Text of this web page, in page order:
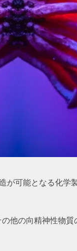
ビジネス
コラム
可能となる化学
他の向精神性物